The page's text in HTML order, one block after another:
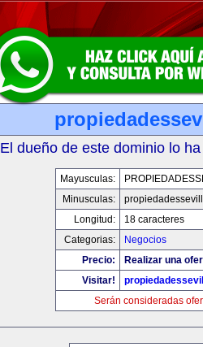
El dueño de este dominio lo
Mayusculas:
Minusculas:
Longitud:
18 caracteres
Categorias:
Negocios
Precio:
Realizar una
Visitar!
Serán consideradas